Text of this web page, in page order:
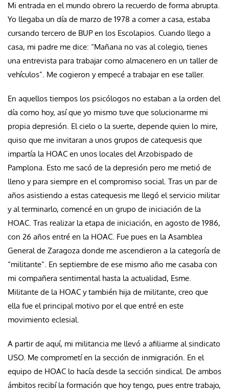
Mi entrada en el mundo obrero la recuerdo de forma abrupta.
Yo llegaba un día de marzo de 1978 a comer a casa, estaba
cursando tercero de BUP en los Escolapios. Cuando llego a
casa, mi padre me dice: “Mañana no vas al colegio, tienes
una entrevista para trabajar como almacenero en un taller de
vehículos”. Me cogieron y empecé a trabajar en ese taller.
En aquellos tiempos los psicólogos no estaban a la orden del
día como hoy, así que yo mismo tuve que solucionarme mi
propia depresión. El cielo o la suerte, depende quien lo mire,
quiso que me invitaran a unos grupos de catequesis que
impartía la HOAC en unos locales del Arzobispado de
Pamplona. Esto me sacó de la depresión pero me metió de
lleno y para siempre en el compromiso social. Tras un par de
años asistiendo a estas catequesis me llegó el servicio militar
y al terminarlo, comencé en un grupo de iniciación de la
HOAC. Tras realizar la etapa de iniciación, en agosto de 1986,
con 26 años entré en la HOAC. Fue pues en la Asamblea
General de Zaragoza donde me ascendieron a la categoría de
“militante”. En septiembre de ese mismo año me casaba con
mi compañera sentimental hasta la actualidad, Esme.
Militante de la HOAC y también hija de militante, creo que
ella fue el principal motivo por el que entré en este
movimiento eclesial.
A partir de aquí, mi militancia me llevó a afiliarme al sindicato
USO. Me comprometí en la sección de inmigración. En el
equipo de HOAC lo hacía desde la sección sindical. De ambos
ámbitos recibí la formación que hoy tengo, pues entre trabajo,